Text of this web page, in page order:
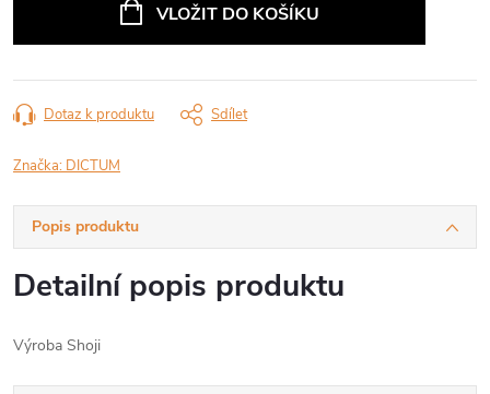
VLOŽIT DO KOŠÍKU
Dotaz k produktu Sdílet
Značka: DICTUM
Popis produktu
Detailní popis produktu
Výroba Shoji